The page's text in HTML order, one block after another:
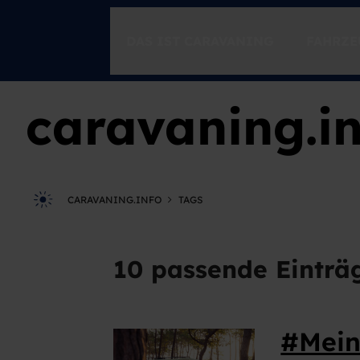
CARAVANING ENTDECKEN
Freiheit
Momente
Der Ratgeber für unterwegs
Fahrsicherheitstraining mit Timo Boll
CARAVANING.INFO TAGS
10 passende